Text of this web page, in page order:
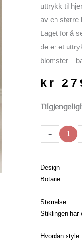
uttrykk til
av en større
Laget for å
de er et
blomster –
kr
-
Light
hydrangea
blomst
Design
Botané
Størrelse
Stiklingen har
Hvordan style